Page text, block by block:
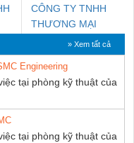
CÔNG TY TNHH
THƯƠNG MẠI
DỊCH VỤ KỸ
THUẬT ĐIỆN CƠ
GIA HƯNG
PHÁT
» Xem tất cả
Engineering
tại phòng kỹ thuật của
tại phòng kỹ thuật của